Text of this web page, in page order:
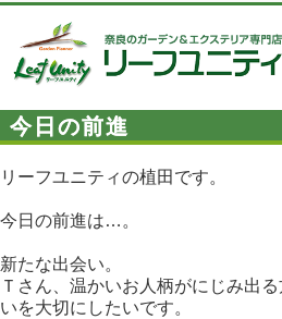
今日の前進
リーフユニティの植田です。
今日の前進は…。
新たな出会い。
Ｔさん、温かいお人柄がにじみ出
いを大切にしたいです。